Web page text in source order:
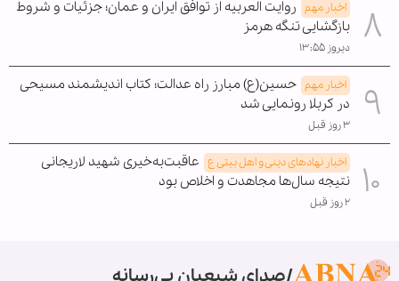
اخبار مهم روایت العربیه از توافق ایران و عمان؛ جزئیات و شروط
بازگشایی تنگه هرمز
دیروز ۱۳:۵۵
اخبار مهم حسین(ع) مبارز راه عدالت؛ کتاب اندیشمند مسیحی
در کربلا رونمایی شد
۳ روز قبل
اخبار نهادهای دینی و اهل بیتی ع عاقبت‌به‌خیری شهید لاریجانی
نتیجه سال‌ها مجاهدت و اخلاص بود
۲ روز قبل